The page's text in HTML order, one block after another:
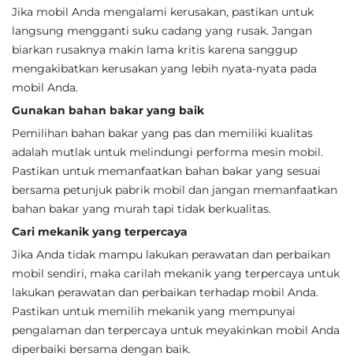
Jika mobil Anda mengalami kerusakan, pastikan untuk
langsung mengganti suku cadang yang rusak. Jangan
biarkan rusaknya makin lama kritis karena sanggup
mengakibatkan kerusakan yang lebih nyata-nyata pada
mobil Anda.
Gunakan bahan bakar yang baik
Pemilihan bahan bakar yang pas dan memiliki kualitas
adalah mutlak untuk melindungi performa mesin mobil.
Pastikan untuk memanfaatkan bahan bakar yang sesuai
bersama petunjuk pabrik mobil dan jangan memanfaatkan
bahan bakar yang murah tapi tidak berkualitas.
Cari mekanik yang terpercaya
Jika Anda tidak mampu lakukan perawatan dan perbaikan
mobil sendiri, maka carilah mekanik yang terpercaya untuk
lakukan perawatan dan perbaikan terhadap mobil Anda.
Pastikan untuk memilih mekanik yang mempunyai
pengalaman dan terpercaya untuk meyakinkan mobil Anda
diperbaiki bersama dengan baik.